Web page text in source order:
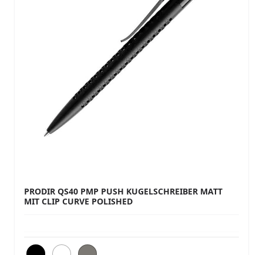
PRODIR QS40 PMP PUSH KUGELSCHREIBER MATT
MIT CLIP CURVE POLISHED